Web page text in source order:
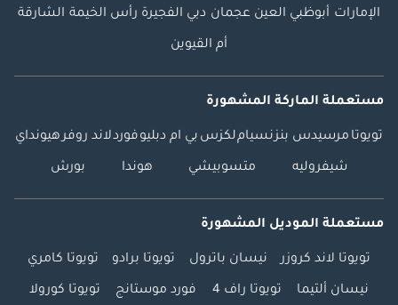
الإمارات أبوظبي العين عجمان دبي الفجيرة رأس الخيمة الشارقة
أم القيوين
مستعملة الماركة المشهورة
تويوتا مرسيدس بنزنسياملكزس بي ام دبليوفوردلاند روفرهيونداي
شيفروليه متسوبيشي هوندا بورش
مستعملة الموديل المشهورة
تويوتا لاند كروزر نيسان باترول تويوتا برادو تويوتا كامري
نيسان ألتيما تويوتا راف 4 فورد موستانج تويوتا كورولا